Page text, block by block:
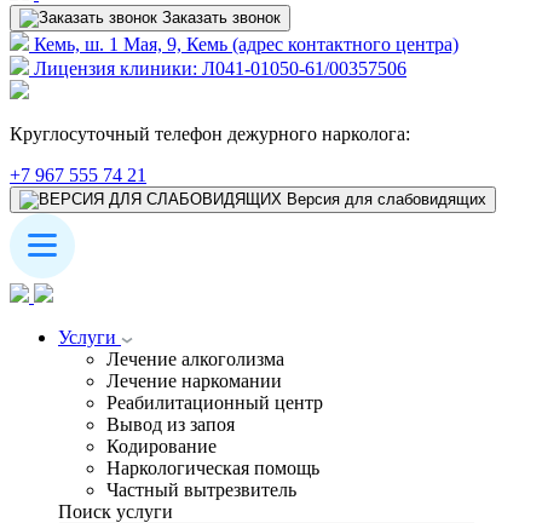
Заказать звонок
Кемь, ш. 1 Мая, 9, Кемь (адрес контактного центра)
Лицензия клиники: Л041-01050-61/00357506
Круглосуточный телефон дежурного нарколога:
+7 967 555 74 21
Версия для слабовидящих
Услуги
Лечение алкоголизма
Лечение наркомании
Реабилитационный центр
Вывод из запоя
Кодирование
Наркологическая помощь
Частный вытрезвитель
Поиск услуги